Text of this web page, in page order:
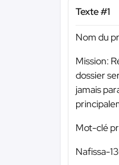
Texte #1
Nom du
Mission:
dossier
jamais
Mot-clé
Nafissa-